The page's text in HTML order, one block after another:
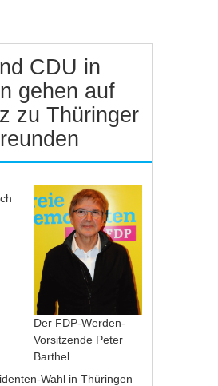
CDU in
gehen auf
zu Thüringer
Der FDP-Werden-
Vorsitzende Peter
Barthel.
Wahl in Thüringen